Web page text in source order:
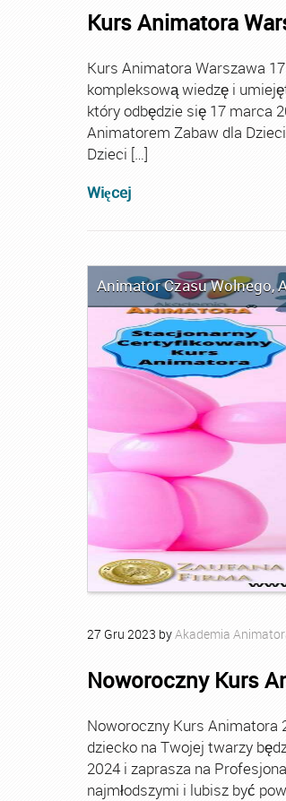
Kurs Animatora
Kurs Animatora Warszawa
kompleksową wiedzę i
który odbędzie się 17 marca
Animatorem Zabaw dla
Dzieci […]
Więcej
Animator Czasu Wolnego,
27 Gru 2023 byAkademia
Noworoczny Kurs
Noworoczny Kurs Animatora
dziecko na Twojej twarzy
2024 i zaprasza na
najmłodszymi i lubisz być